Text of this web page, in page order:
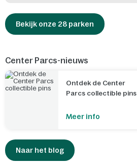
Bekijk onze 28 parken
Center Parcs-nieuws
Ontdek de Center
Parcs collectible pins
Meer info
Naar het blog